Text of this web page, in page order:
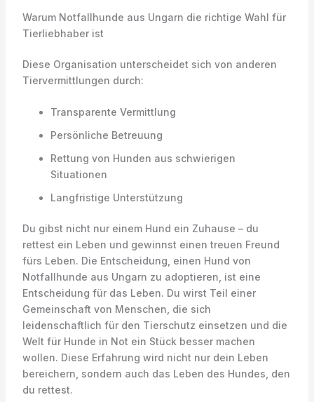
Warum Notfallhunde aus Ungarn die richtige Wahl für
Tierliebhaber ist
Diese Organisation unterscheidet sich von anderen
Tiervermittlungen durch:
Transparente Vermittlung
Persönliche Betreuung
Rettung von Hunden aus schwierigen
Situationen
Langfristige Unterstützung
Du gibst nicht nur einem Hund ein Zuhause – du
rettest ein Leben und gewinnst einen treuen Freund
fürs Leben. Die Entscheidung, einen Hund von
Notfallhunde aus Ungarn zu adoptieren, ist eine
Entscheidung für das Leben. Du wirst Teil einer
Gemeinschaft von Menschen, die sich
leidenschaftlich für den Tierschutz einsetzen und die
Welt für Hunde in Not ein Stück besser machen
wollen. Diese Erfahrung wird nicht nur dein Leben
bereichern, sondern auch das Leben des Hundes, den
du rettest.